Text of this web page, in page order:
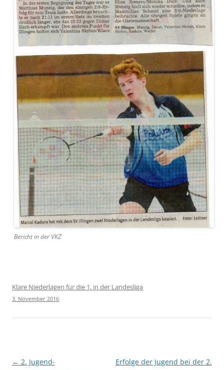
Bericht in der VKZ
Klare Niederlagen für die 1. in der Landesliga
3. November 2016
Beitragsnavigation
← 2. Jugend-
Erfolge der Jugend bei der 2.